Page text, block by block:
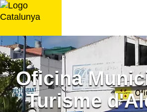
Aller
au
Oficina
Turisme